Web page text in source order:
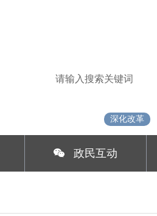
深化改革
政民互动